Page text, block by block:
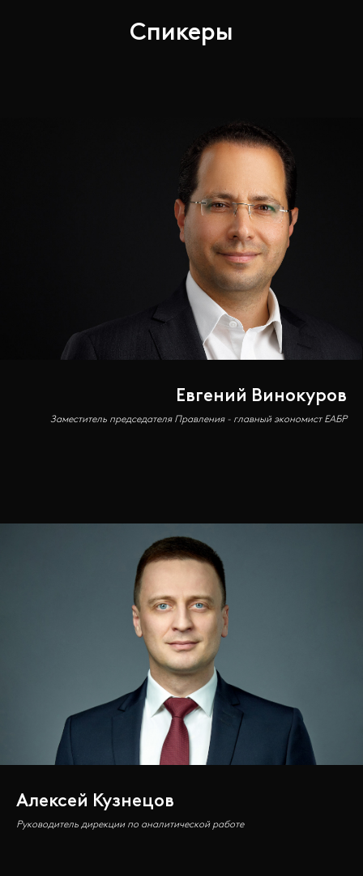
Спикеры
Евгений Винокуров
Заместитель председателя Правления - главный экономист ЕАБР
Алексей Кузнецов
Руководитель дирекции по аналитической работе